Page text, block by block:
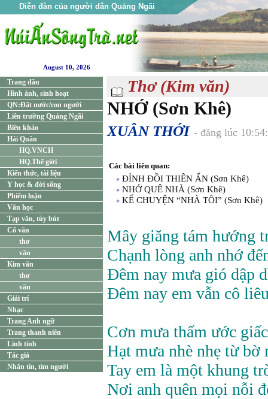
Diễn đàn của người dân Quảng Ngãi
August 10, 2026
Trang đầu
Hình ảnh, sinh hoạt
QN:Đất nước/con người
Liên trường Quảng Ngãi
Biên khảo
Hải Quân
HQ.VNCH
HQ.Thế giới
Kiến thức, tài liệu
Y học & đời sống
Phiếm luận
Văn học
Tạp văn, tùy bút
Cổ văn
thơ
văn
Kim văn
thơ
văn
Giải trí
Nhạc
Trang Anh ngữ
Trang thanh niên
Linh tinh
Tác giả
Nhắn tin, tìm người
Thơ (Kim văn)
NHỚ (Sơn Khê)
XUÂN THỚI - đăng lúc
Các bài liên quan:
ĐỈNH ĐỒI THIÊN ẤN (Sơn Khê)
NHỚ QUÊ NHÀ (Sơn Khê)
KỂ CHUYỆN “NHÀ TÔI” (Sơn Khê)
Mây giăng tám hướng
Chạnh lòng anh nhớ
Đêm nay mưa gió dập
Đêm nay em vẫn cô
Cơn mưa thấm ước
Hạt mưa nhè nhẹ từ bờ
Tay em là một khung
Nơi anh quên mọi nỗi